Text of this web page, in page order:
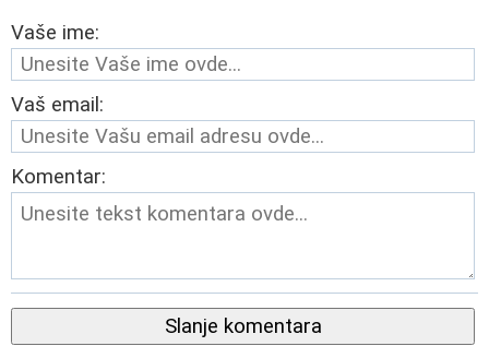
Vaše ime:
Vaš email:
Komentar:
Slanje komentara